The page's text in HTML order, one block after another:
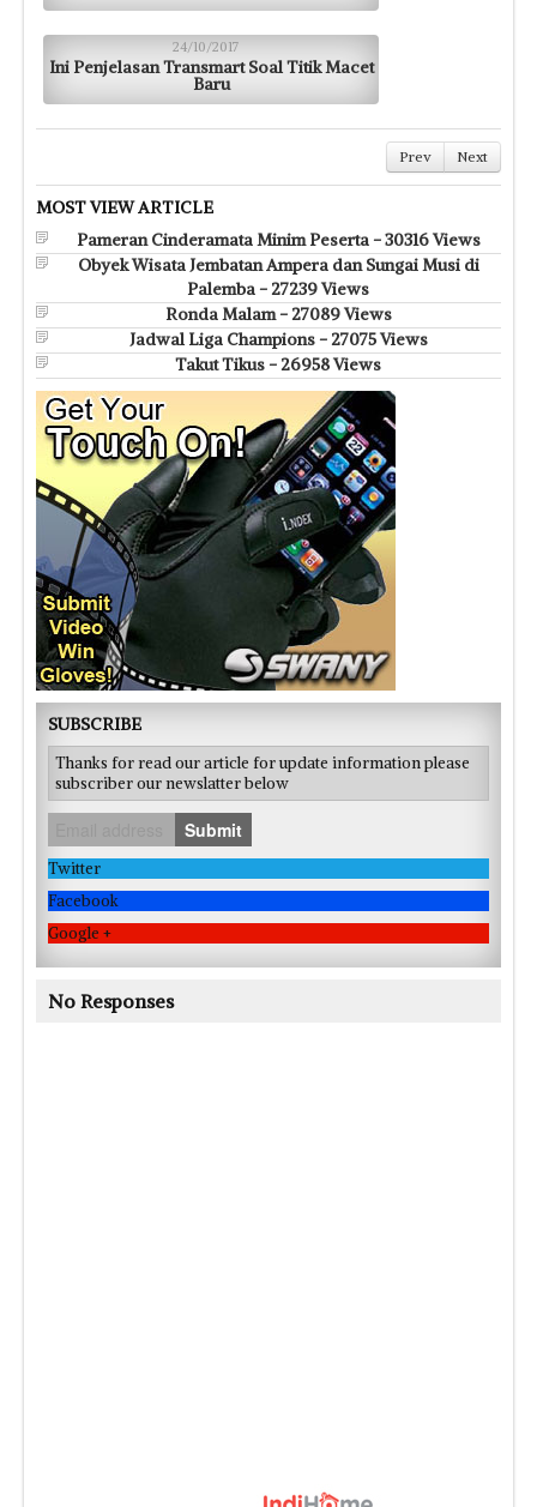
24/10/2017
Ini Penjelasan Transmart Soal Titik Macet
Baru
Prev Next
MOST VIEW ARTICLE
Pameran Cinderamata Minim Peserta - 30316 Views
Obyek Wisata Jembatan Ampera dan Sungai Musi di
Palemba - 27239 Views
Ronda Malam - 27089 Views
Jadwal Liga Champions - 27075 Views
Takut Tikus - 26958 Views
SUBSCRIBE
Thanks for read our article for update information please
subscriber our newslatter below
Submit
Twitter
Facebook
Google +
No Responses